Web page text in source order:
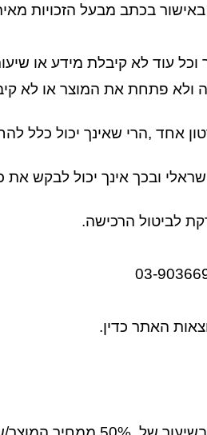
בכתב מבעל הזכויות
לא קיבלת מידע או
ההזמנה אך ורק במידה ולא פתחת את
,הרי שאינך יכול כלל
ישראלי ובכך אינך יכול
לביטול הרכישה.
האתר כדין.